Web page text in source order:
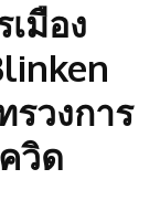
มือง
รวงการ
วิด